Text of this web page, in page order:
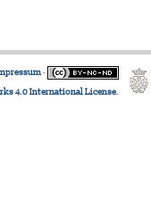
·
4.0 International License.